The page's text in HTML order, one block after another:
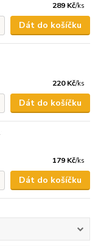
289 Kč/ks
Dát do košíčku
220 Kč/ks
Dát do košíčku
179 Kč/ks
Dát do košíčku